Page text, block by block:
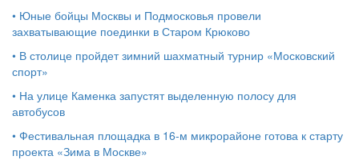
• Юные бойцы Москвы и Подмосковья провели
захватывающие поединки в Старом Крюково
• В столице пройдет зимний шахматный турнир «Московский
спорт»
• На улице Каменка запустят выделенную полосу для
автобусов
• Фестивальная площадка в 16-м микрорайоне готова к старту
проекта «Зима в Москве»